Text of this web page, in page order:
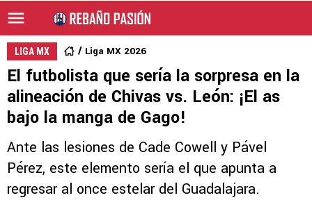
LIGA MX Liga MX 2026
El futbolista que sería la sorpresa en la
alineación de Chivas vs. León: ¡El as
bajo la manga de Gago!
Ante las lesiones de Cade Cowell y Pável
Pérez, este elemento sería el que apunta a
regresar al once estelar del Guadalajara.